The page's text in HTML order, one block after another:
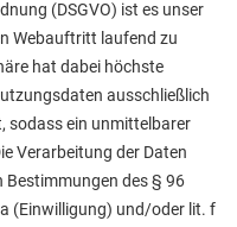
(DSGVO) ist es unser
Webauftritt laufend zu
hat dabei höchste
ausschließlich
sodass ein unmittelbarer
Verarbeitung der Daten
Bestimmungen des § 96
(Einwilligung) und/oder lit. f